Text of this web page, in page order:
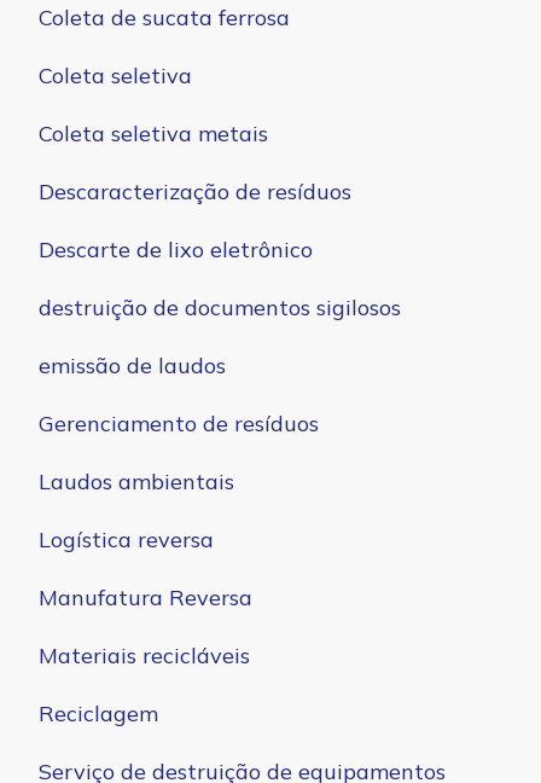
Coleta de sucata ferrosa
Coleta seletiva
Coleta seletiva metais
Descaracterização de resíduos
Descarte de lixo eletrônico
destruição de documentos sigilosos
emissão de laudos
Gerenciamento de resíduos
Laudos ambientais
Logística reversa
Manufatura Reversa
Materiais recicláveis
Reciclagem
Serviço de destruição de equipamentos